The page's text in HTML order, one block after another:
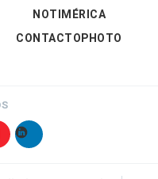
NOTIMÉRICA
CONTACTOPHOTO